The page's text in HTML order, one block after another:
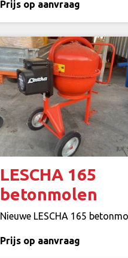
Prijs op aanvraag
LESCHA 165
betonmolen
Nieuwe LESCHA 165
Prijs op aanvraag